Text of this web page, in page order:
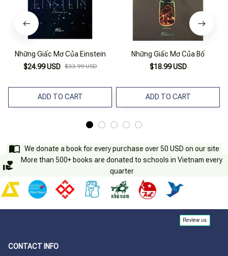
Những Giấc Mơ Của Einstein
$24.99 USD $33.99 USD
ADD TO CART
Những Giấc Mơ Của Bố
$18.99 USD
ADD TO CART
We donate a book for every purchase over 50 USD on our site
More than 500+ books are donated to schools in Vietnam every
quarter
CONTACT INFO